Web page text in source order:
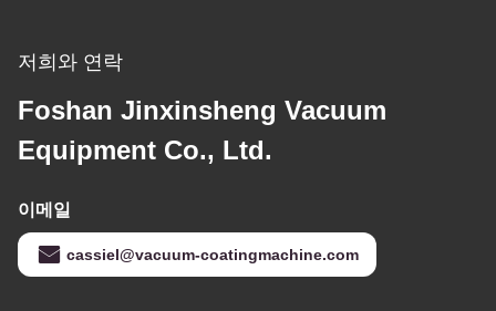
저희와 연락
Foshan Jinxinsheng Vacuum
Equipment Co., Ltd.
이메일
cassiel@vacuum-coatingmachine.com